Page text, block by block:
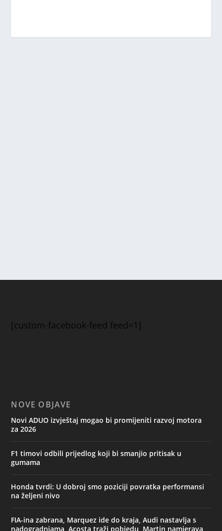
[custom-facebook-feed feed=1]
NOVE OBJAVE
Novi ADUO izvještaj mogao bi promijeniti razvoj motora
za 2026
F1 timovi odbili prijedlog koji bi smanjio pritisak u
gumama
Honda tvrdi: U dobroj smo poziciji povratka performansi
na željeni nivo
FIA-ina zabrana, Marquez ide do kraja, Audi nastavlja s
nadogradnjama, Acosta traži pobjedu, Martin namjerava